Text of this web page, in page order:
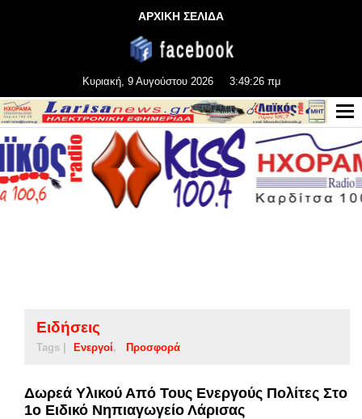
ΑΡΧΙΚΗ ΣΕΛΙΔΑ
Κυριακή, 9 Αυγούστου 2026 3:49:26 πμ
Ειδήσεις
Tags | Ενεργοί Προσφορά
Δωρεά Υλικού Από Τους Ενεργούς Πολίτες Στο
1ο Ειδικό Νηπιαγωγείο Λάρισας